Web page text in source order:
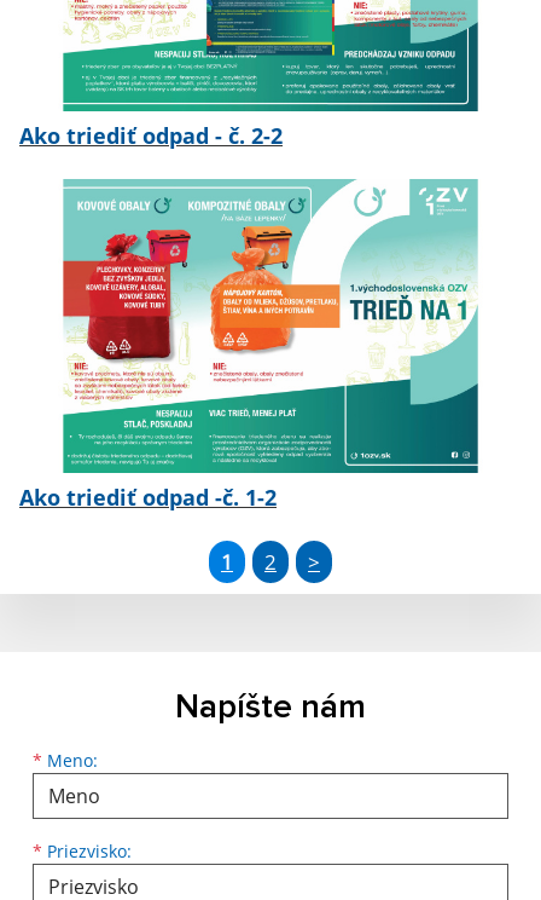
Ako triediť odpad - č. 2-2
Ako triediť odpad -č. 1-2
1 2 >
Napíšte nám
* Meno:
* Priezvisko: